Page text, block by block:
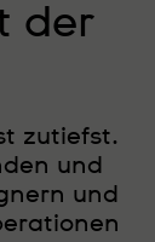
der
zutiefst.
und
und